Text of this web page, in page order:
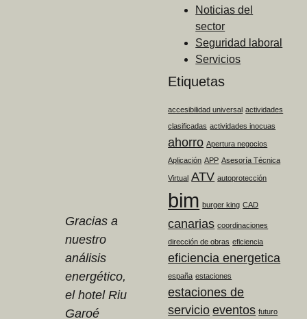
Gracias a
nuestro
análisis
energético,
el hotel Riu
Garoé
Noticias del
sector
Seguridad laboral
Servicios
Etiquetas
accesibilidad universal actividades
clasificadas actividades inocuas
ahorro Apertura negocios
Aplicación APP Asesoría Técnica
Virtual ATV autoprotección
bim burger king CAD
canarias coordinaciones
dirección de obras eficiencia
eficiencia energetica
españa estaciones
estaciones de
servicio eventos futuro